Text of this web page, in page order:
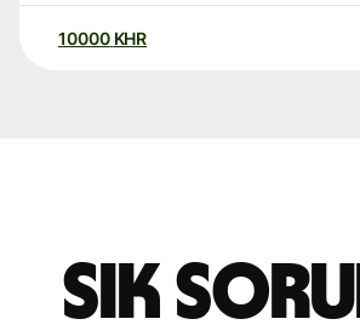
10000 KHR
Sık